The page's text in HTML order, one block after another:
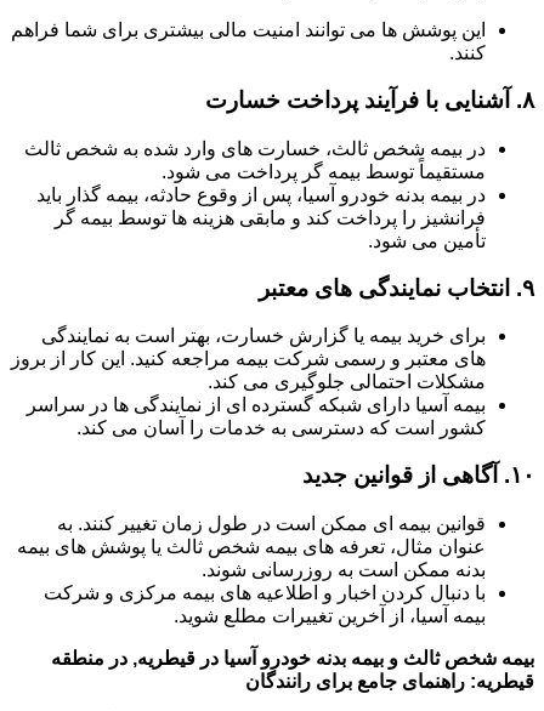
این پوشش ها می توانند امنیت مالی بیشتری برای شما فراهم
کنند.
۸. آشنایی با فرآیند پرداخت خسارت
در بیمه شخص ثالث، خسارت های وارد شده به شخص ثالث
مستقیماً توسط بیمه گر پرداخت می شود.
در بیمه بدنه خودرو آسیا، پس از وقوع حادثه، بیمه گذار باید
فرانشیز را پرداخت کند و مابقی هزینه ها توسط بیمه گر
تأمین می شود.
۹. انتخاب نمایندگی های معتبر
برای خرید بیمه یا گزارش خسارت، بهتر است به نمایندگی
های معتبر و رسمی شرکت بیمه مراجعه کنید. این کار از بروز
مشکلات احتمالی جلوگیری می کند.
بیمه آسیا دارای شبکه گسترده ای از نمایندگی ها در سراسر
کشور است که دسترسی به خدمات را آسان می کند.
۱۰. آگاهی از قوانین جدید
قوانین بیمه ای ممکن است در طول زمان تغییر کنند. به
عنوان مثال، تعرفه های بیمه شخص ثالث یا پوشش های بیمه
بدنه ممکن است به روزرسانی شوند.
با دنبال کردن اخبار و اطلاعیه های بیمه مرکزی و شرکت
بیمه آسیا، از آخرین تغییرات مطلع شوید.
بیمه شخص ثالث و بیمه بدنه خودرو آسیا در قیطریه, در منطقه
قیطریه: راهنمای جامع برای رانندگان